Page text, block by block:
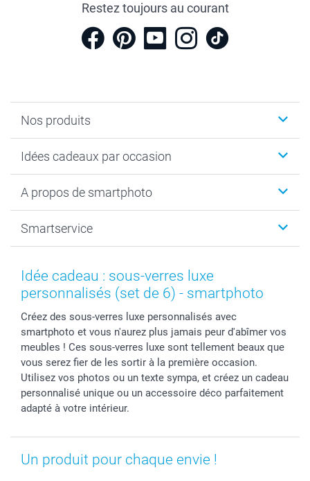
Restez toujours au courant
Nos produits
Calendrier photo & Agenda photo
Tirage photo & agrandissement
Faire-part & Cartes
Coques smartphone
Stickers & Etiquettes
Cadres photo & accessoires déco
Dénicheur d'idées cadeau
Idées cadeaux par occasion
Anniversaire
Naissance & baptême
Fête des Mères
Fête des Pères
Baptême
Toussaint
Rentrée des classes
Saint-Valentin
Vacances
A propos de smartphoto
Plan du site
Droit de rétraction
Plaintes
Gestion des cookies
Tarifs
Partenariats & Influence
Investisseurs
Smartservice
Aide
smartbonus
Livraison
Modes de paiement
Grandes quantités
Statut de ma commande
Idée cadeau : sous-verres luxe
personnalisés (set de 6) - smartphoto
Créez des sous-verres luxe personnalisés avec
smartphoto et vous n'aurez plus jamais peur d'abîmer vos
meubles ! Ces sous-verres luxe sont tellement beaux que
vous serez fier de les sortir à la première occasion.
Utilisez vos photos ou un texte sympa, et créez un cadeau
personnalisé unique ou un accessoire déco parfaitement
adapté à votre intérieur.
Un produit pour chaque envie !